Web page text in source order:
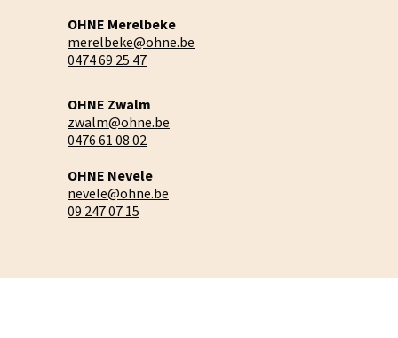
OHNE Merelbeke
merelbeke@ohne.be
0474 69 25 47
OHNE Zwalm
zwalm@ohne.be
0476 61 08 02
OHNE Nevele
nevele@ohne.be
09 247 07 15